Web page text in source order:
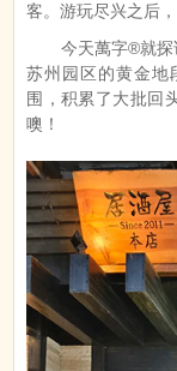
客。游玩尽兴之后
今天萬字®就
苏州园区的黄金地
围，积累了大批回
噢！